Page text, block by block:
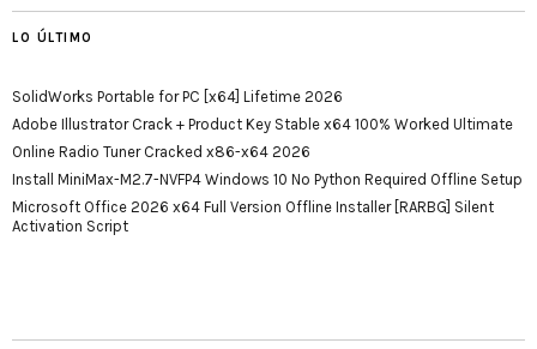
LO ÚLTIMO
SolidWorks Portable for PC [x64] Lifetime 2026
Adobe Illustrator Crack + Product Key Stable x64 100% Worked Ultimate
Online Radio Tuner Cracked x86-x64 2026
Install MiniMax-M2.7-NVFP4 Windows 10 No Python Required Offline Setup
Microsoft Office 2026 x64 Full Version Offline Installer [RARBG] Silent
Activation Script